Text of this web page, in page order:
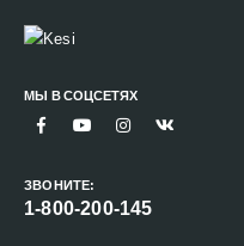
МЫ В СОЦСЕТЯХ
ЗВОНИТЕ:
1-800-200-145